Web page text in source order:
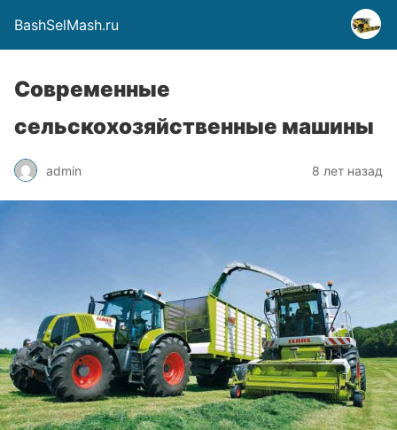
BashSelMash.ru
Современные
сельскохозяйственные машины
admin 8 лет назад